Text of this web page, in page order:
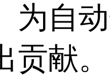
为自
贡献。